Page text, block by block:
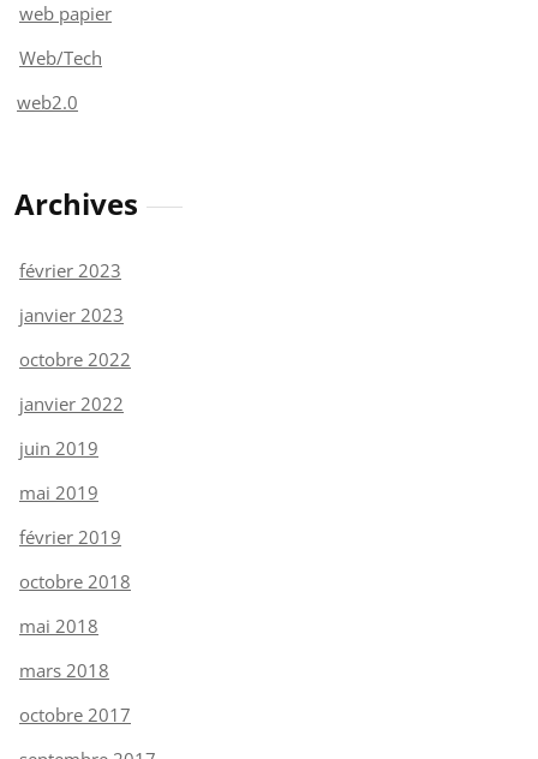
web papier
Web/Tech
web2.0
Archives
février 2023
janvier 2023
octobre 2022
janvier 2022
juin 2019
mai 2019
février 2019
octobre 2018
mai 2018
mars 2018
octobre 2017